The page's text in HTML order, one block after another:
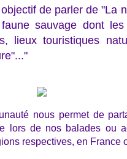
de parler de "La
sauvage dont
lieux touristiques
nous permet de
lors de nos balades ou
respectives, en France